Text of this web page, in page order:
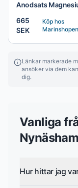
Anodsats
665
SEK
Köp hos
Marinshopen
Länkar markerade
ansöker via dem
dig.
Vanliga
Hur hittar jag